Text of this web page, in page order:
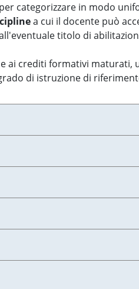
categorizzare in modo
a cui il docente può
titolo di
crediti formativi maturati,
di istruzione di